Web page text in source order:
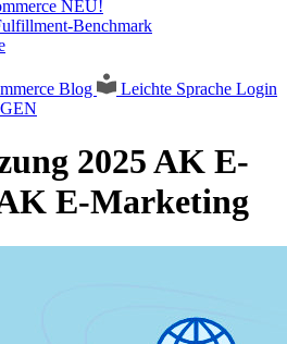
NEU!
Benchmark
Blog Leichte Sprache Login
2025 AK E-
E-Marketing